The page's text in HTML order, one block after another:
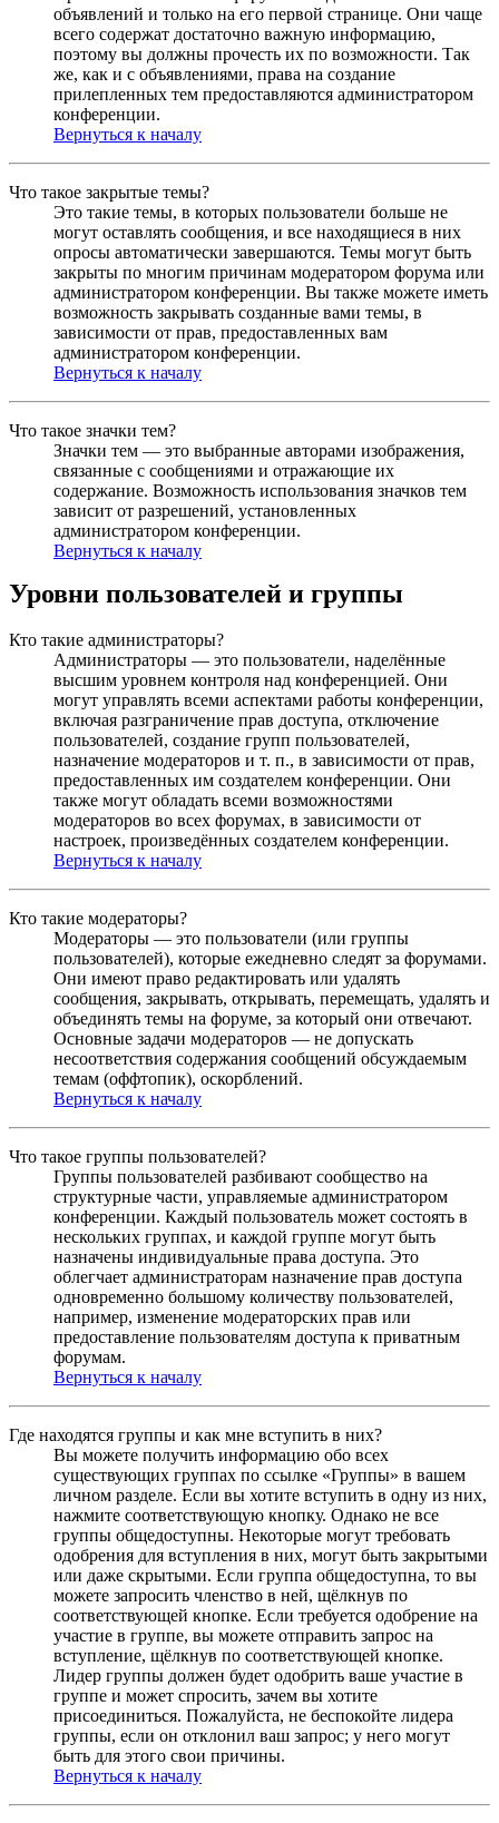
объявлений и только на его первой странице. Они чаще
всего содержат достаточно важную информацию,
поэтому вы должны прочесть их по возможности. Так
же, как и с объявлениями, права на создание
прилепленных тем предоставляются администратором
конференции.
Вернуться к началу
Что такое закрытые темы?
Это такие темы, в которых пользователи больше не
могут оставлять сообщения, и все находящиеся в них
опросы автоматически завершаются. Темы могут быть
закрыты по многим причинам модератором форума или
администратором конференции. Вы также можете иметь
возможность закрывать созданные вами темы, в
зависимости от прав, предоставленных вам
администратором конференции.
Вернуться к началу
Что такое значки тем?
Значки тем — это выбранные авторами изображения,
связанные с сообщениями и отражающие их
содержание. Возможность использования значков тем
зависит от разрешений, установленных
администратором конференции.
Вернуться к началу
Уровни пользователей и группы
Кто такие администраторы?
Администраторы — это пользователи, наделённые
высшим уровнем контроля над конференцией. Они
могут управлять всеми аспектами работы конференции,
включая разграничение прав доступа, отключение
пользователей, создание групп пользователей,
назначение модераторов и т. п., в зависимости от прав,
предоставленных им создателем конференции. Они
также могут обладать всеми возможностями
модераторов во всех форумах, в зависимости от
настроек, произведённых создателем конференции.
Вернуться к началу
Кто такие модераторы?
Модераторы — это пользователи (или группы
пользователей), которые ежедневно следят за форумами.
Они имеют право редактировать или удалять
сообщения, закрывать, открывать, перемещать, удалять и
объединять темы на форуме, за который они отвечают.
Основные задачи модераторов — не допускать
несоответствия содержания сообщений обсуждаемым
темам (оффтопик), оскорблений.
Вернуться к началу
Что такое группы пользователей?
Группы пользователей разбивают сообщество на
структурные части, управляемые администратором
конференции. Каждый пользователь может состоять в
нескольких группах, и каждой группе могут быть
назначены индивидуальные права доступа. Это
облегчает администраторам назначение прав доступа
одновременно большому количеству пользователей,
например, изменение модераторских прав или
предоставление пользователям доступа к приватным
форумам.
Вернуться к началу
Где находятся группы и как мне вступить в них?
Вы можете получить информацию обо всех
существующих группах по ссылке «Группы» в вашем
личном разделе. Если вы хотите вступить в одну из них,
нажмите соответствующую кнопку. Однако не все
группы общедоступны. Некоторые могут требовать
одобрения для вступления в них, могут быть закрытыми
или даже скрытыми. Если группа общедоступна, то вы
можете запросить членство в ней, щёлкнув по
соответствующей кнопке. Если требуется одобрение на
участие в группе, вы можете отправить запрос на
вступление, щёлкнув по соответствующей кнопке.
Лидер группы должен будет одобрить ваше участие в
группе и может спросить, зачем вы хотите
присоединиться. Пожалуйста, не беспокойте лидера
группы, если он отклонил ваш запрос; у него могут
быть для этого свои причины.
Вернуться к началу